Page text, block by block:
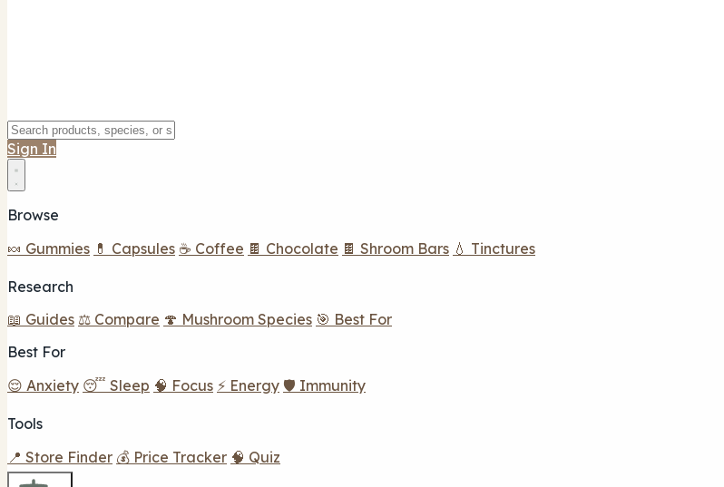
Sign In
Browse
🍬 Gummies 💊 Capsules ☕ Coffee 🍫 Chocolate 🍫 Shroom Bars 💧 Tinctures
Research
📖 Guides ⚖️ Compare 🍄 Mushroom Species 🎯 Best For
Best For
😌 Anxiety 😴 Sleep 🧠 Focus ⚡ Energy 🛡️ Immunity
Tools
📍 Store Finder 💰 Price Tracker 🧠 Quiz